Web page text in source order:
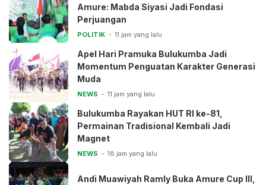
Amure: Mabda Siyasi Jadi Fondasi
Perjuangan
POLITIK 11 jam yang lalu
Apel Hari Pramuka Bulukumba Jadi
Momentum Penguatan Karakter Generasi
Muda
NEWS 11 jam yang lalu
Bulukumba Rayakan HUT RI ke-81,
Permainan Tradisional Kembali Jadi
Magnet
NEWS 18 jam yang lalu
Andi Muawiyah Ramly Buka Amure Cup III,